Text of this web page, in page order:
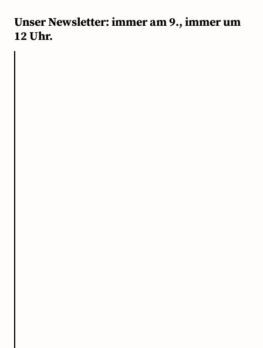
Unser Newsletter: immer am 9., immer um
12 Uhr.